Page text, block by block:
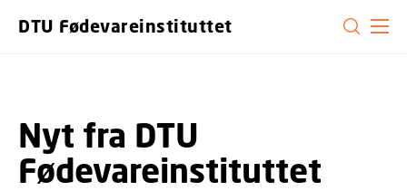
DTU Fødevareinstituttet
Nyt fra DTU
Fødevareinstituttet